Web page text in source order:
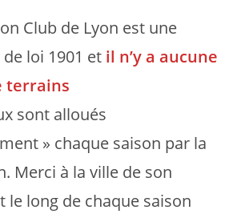
Club de Lyon est une
loi 1901 et il n’y a aucune
terrains
sont alloués
» chaque saison par la
Merci à la ville de son
le long de chaque saison